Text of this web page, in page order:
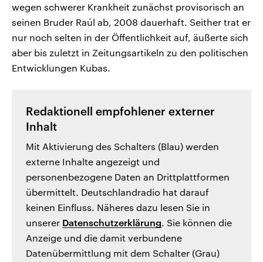
wegen schwerer Krankheit zunächst provisorisch an
seinen Bruder Raúl ab, 2008 dauerhaft. Seither trat er
nur noch selten in der Öffentlichkeit auf, äußerte sich
aber bis zuletzt in Zeitungsartikeln zu den politischen
Entwicklungen Kubas.
Redaktionell empfohlener externer
Inhalt
Mit Aktivierung des Schalters (Blau) werden
externe Inhalte angezeigt und
personenbezogene Daten an Drittplattformen
übermittelt. Deutschlandradio hat darauf
keinen Einfluss. Näheres dazu lesen Sie in
unserer Datenschutzerklärung. Sie können die
Anzeige und die damit verbundene
Datenübermittlung mit dem Schalter (Grau)